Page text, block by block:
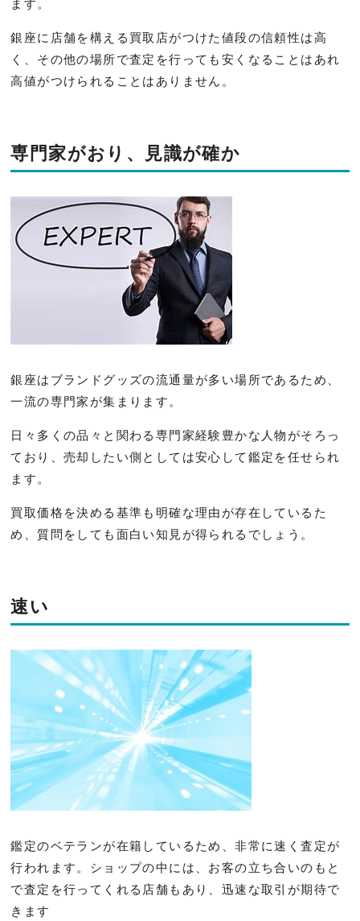
ます。
銀座に店舗を構える買取店がつけた値段の信頼性は高
く、その他の場所で査定を行っても安くなることはあれ
高値がつけられることはありません。
専門家がおり、見識が確か
銀座はブランドグッズの流通量が多い場所であるため、
一流の専門家が集まります。
日々多くの品々と関わる専門家経験豊かな人物がそろっ
ており、売却したい側としては安心して鑑定を任せられ
ます。
買取価格を決める基準も明確な理由が存在しているた
め、質問をしても面白い知見が得られるでしょう。
速い
鑑定のベテランが在籍しているため、非常に速く査定が
行われます。ショップの中には、お客の立ち合いのもと
で査定を行ってくれる店舗もあり、迅速な取引が期待で
きます